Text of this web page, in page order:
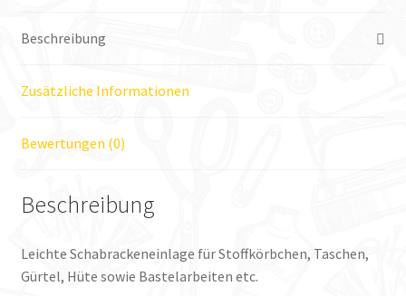
Beschreibung
Zusätzliche Informationen
Bewertungen (0)
Beschreibung
Leichte Schabrackeneinlage für Stoffkörbchen, Taschen,
Gürtel, Hüte sowie Bastelarbeiten etc.